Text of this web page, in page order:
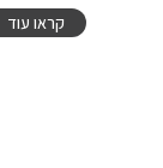
קראו עוד